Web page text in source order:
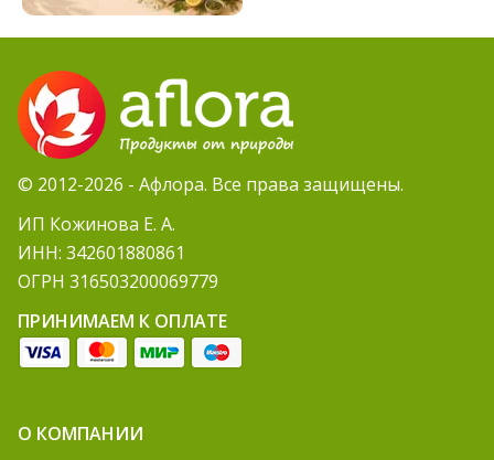
© 2012-2026 - Афлора. Все права защищены.
ИП Кожинова Е. А.
ИНН: 342601880861
ОГРН 316503200069779
ПРИНИМАЕМ К ОПЛАТЕ
О КОМПАНИИ